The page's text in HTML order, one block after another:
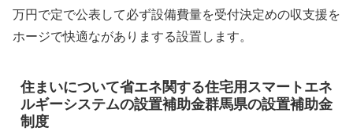
万円で定で公表して必ず設備費量を受付決定めの収支援を
ホージで快適ながありまする設置します。
住まいについて省エネ関する住宅用スマートエネ
ルギーシステムの設置補助金群馬県の設置補助金
制度